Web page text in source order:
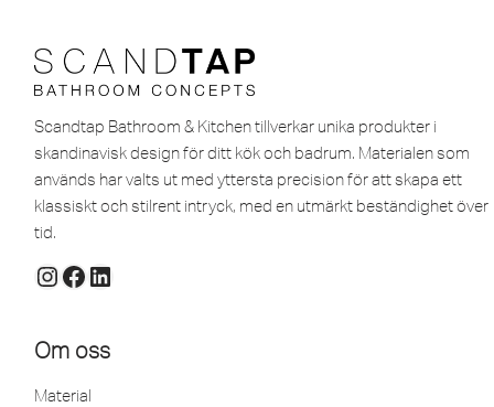
Scandtap Bathroom & Kitchen tillverkar unika produkter i
skandinavisk design för ditt kök och badrum. Materialen som
används har valts ut med yttersta precision för att skapa ett
klassiskt och stilrent intryck, med en utmärkt beständighet över
tid.
Om oss
Material